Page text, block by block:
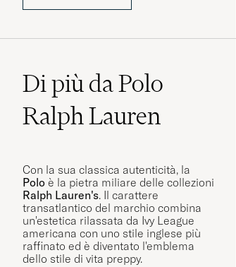
Di più da Polo
Ralph Lauren
Con la sua classica autenticità, la
Polo è la pietra miliare delle collezioni
Ralph Lauren's. Il carattere
transatlantico del marchio combina
un'estetica rilassata da Ivy League
americana con uno stile inglese più
raffinato ed è diventato l'emblema
dello stile di vita preppy.